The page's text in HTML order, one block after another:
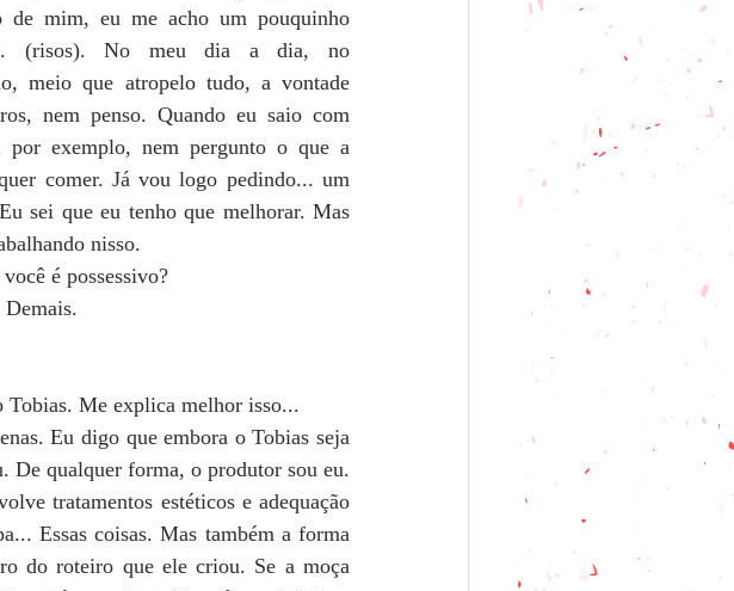
de mim, eu me acho um pouquinho
(risos). No meu dia a dia, no
meio que atropelo tudo, a vontade
nem penso. Quando eu saio com
por exemplo, nem pergunto o que a
comer. Já vou logo pedindo... um
sei que eu tenho que melhorar. Mas
nisso.
é possessivo?
Demais.
Tobias. Me explica melhor isso...
Eu digo que embora o Tobias seja
qualquer forma, o produtor sou eu.
tratamentos estéticos e adequação
Essas coisas. Mas também a forma
do roteiro que ele criou. Se a moça